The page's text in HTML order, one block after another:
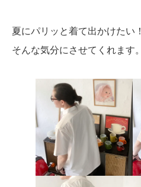
夏にパリッと着て出かけたい！
そんな気分にさせてくれます。